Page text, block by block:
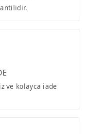
ve kolayca iade